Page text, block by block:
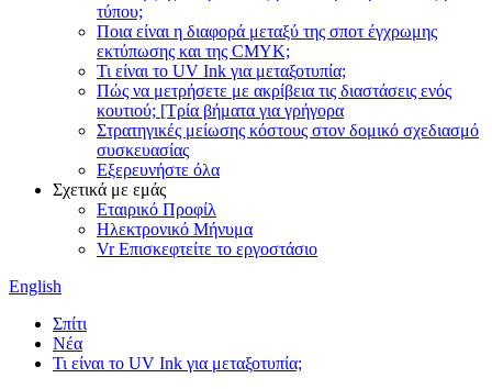
τύπου;
Ποια είναι η διαφορά μεταξύ της σποτ έγχρωμης
εκτύπωσης και της CMYK;
Τι είναι το UV Ink για μεταξοτυπία;
Πώς να μετρήσετε με ακρίβεια τις διαστάσεις ενός
κουτιού; [Τρία βήματα για γρήγορα
Στρατηγικές μείωσης κόστους στον δομικό σχεδιασμό
συσκευασίας
Εξερευνήστε όλα
Σχετικά με εμάς
Εταιρικό Προφίλ
Ηλεκτρονικό Μήνυμα
Vr Επισκεφτείτε το εργοστάσιο
English
Σπίτι
Νέα
Τι είναι το UV Ink για μεταξοτυπία;